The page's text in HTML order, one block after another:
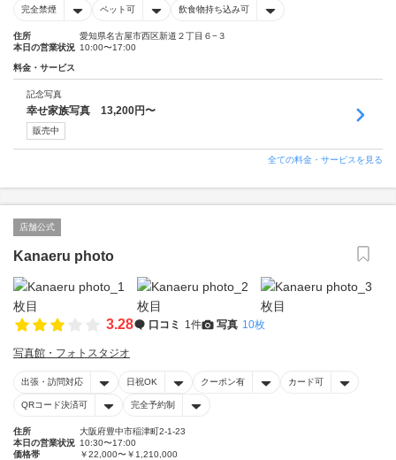
完全禁煙 ペット可 飲食物持ち込み可
住所
愛知県名古屋市西区新道２丁目６−３
本日の営業状況 10:00〜17:00
料金・サービス
記念写真
幸せ家族写真 13,200円〜
販売中
全ての料金・サービスを見る
店舗公式
Kanaeru photo
3.28 口コミ 1件 写真 10枚
写真館・フォトスタジオ
出張・訪問対応 日祝OK クーポン有 カード可
QRコード決済可 完全予約制
住所
大阪府豊中市稲津町2-1-23
本日の営業状況 10:30〜17:00
価格帯
￥22,000〜￥1,210,000